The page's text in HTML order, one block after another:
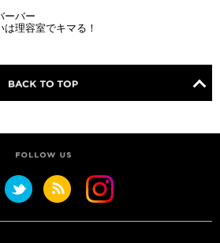
ーバー
理容室でキマる！